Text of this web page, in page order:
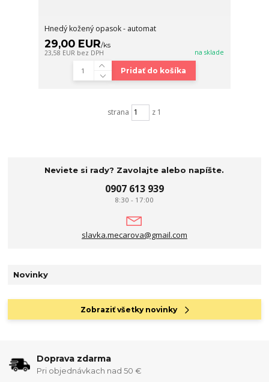
Hnedý kožený opasok - automat
29,00 EUR/ks
23,58 EUR bez DPH na sklade
Pridať do košíka
strana z 1
Neviete si rady? Zavolajte alebo napíšte.
0907 613 939
8:30 - 17:00
slavka.mecarova@gmail.com
Novinky
Zobraziť všetky novinky
Doprava zdarma
Pri objednávkach nad 50 €